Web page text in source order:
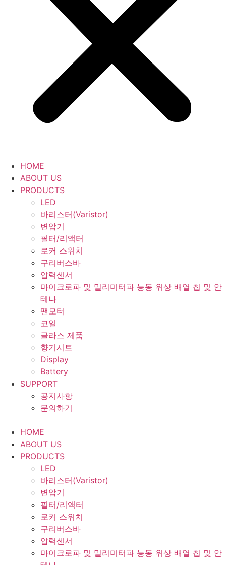
HOME
ABOUT US
PRODUCTS
LED
바리스터(Varistor)
변압기
필터/리액터
로커 스위치
구리버스바
압력센서
마이크로파 및 밀리미터파 능동 위상 배열 칩 및 안
테나
팬모터
코일
글라스 제품
향기시트
Display
Battery
SUPPORT
공지사항
문의하기
HOME
ABOUT US
PRODUCTS
LED
바리스터(Varistor)
변압기
필터/리액터
로커 스위치
구리버스바
압력센서
마이크로파 및 밀리미터파 능동 위상 배열 칩 및 안